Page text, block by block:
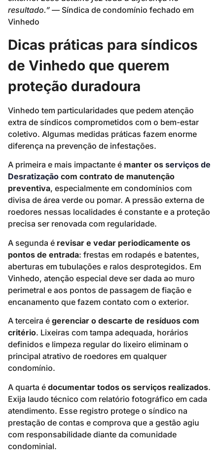
resultado.” — Síndica de condomínio fechado em
Vinhedo
Dicas práticas para síndicos
de Vinhedo que querem
proteção duradoura
Vinhedo tem particularidades que pedem atenção
extra de síndicos comprometidos com o bem-estar
coletivo. Algumas medidas práticas fazem enorme
diferença na prevenção de infestações.
A primeira e mais impactante é manter os serviços de
Desratização com contrato de manutenção
preventiva, especialmente em condomínios com
divisa de área verde ou pomar. A pressão externa de
roedores nessas localidades é constante e a proteção
precisa ser renovada com regularidade.
A segunda é revisar e vedar periodicamente os
pontos de entrada: frestas em rodapés e batentes,
aberturas em tubulações e ralos desprotegidos. Em
Vinhedo, atenção especial deve ser dada ao muro
perimetral e aos pontos de passagem de fiação e
encanamento que fazem contato com o exterior.
A terceira é gerenciar o descarte de resíduos com
critério. Lixeiras com tampa adequada, horários
definidos e limpeza regular do lixeiro eliminam o
principal atrativo de roedores em qualquer
condomínio.
A quarta é documentar todos os serviços realizados.
Exija laudo técnico com relatório fotográfico em cada
atendimento. Esse registro protege o síndico na
prestação de contas e comprova que a gestão agiu
com responsabilidade diante da comunidade
condominial.